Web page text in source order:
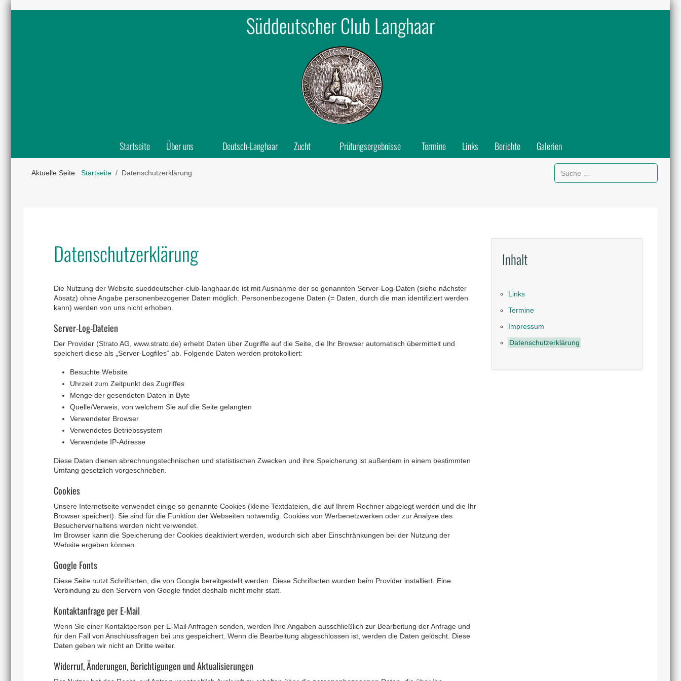
Süddeutscher Club Langhaar
Startseite Über uns Deutsch-Langhaar Zucht Prüfungsergebnisse Termine Links Berichte Galerien
Aktuelle Seite: Startseite Datenschutzerklärung
Suchen
Datenschutzerklärung
Die Nutzung der Website sueddeutscher-club-langhaar.de ist mit Ausnahme der so genannten Server-Log-Daten (siehe nächster
Absatz) ohne Angabe personenbezogener Daten möglich. Personenbezogene Daten (= Daten, durch die man identifiziert werden
kann) werden von uns nicht erhoben.
Server-Log-Dateien
Der Provider (Strato AG, www.strato.de) erhebt Daten über Zugriffe auf die Seite, die Ihr Browser automatisch übermittelt und
speichert diese als „Server-Logfiles“ ab. Folgende Daten werden protokolliert:
Besuchte Website
Uhrzeit zum Zeitpunkt des Zugriffes
Menge der gesendeten Daten in Byte
Quelle/Verweis, von welchem Sie auf die Seite gelangten
Verwendeter Browser
Verwendetes Betriebssystem
Verwendete IP-Adresse
Diese Daten dienen abrechnungstechnischen und statistischen Zwecken und ihre Speicherung ist außerdem in einem bestimmten
Umfang gesetzlich vorgeschrieben.
Cookies
Unsere Internetseite verwendet einige so genannte Cookies (kleine Textdateien, die auf Ihrem Rechner abgelegt werden und die Ihr
Browser speichert). Sie sind für die Funktion der Webseiten notwendig. Cookies von Werbenetzwerken oder zur Analyse des
Besucherverhaltens werden nicht verwendet.
Im Browser kann die Speicherung der Cookies deaktiviert werden, wodurch sich aber Einschränkungen bei der Nutzung der
Website ergeben können.
Google Fonts
Diese Seite nutzt Schriftarten, die von Google bereitgestellt werden. Diese Schriftarten wurden beim Provider installiert. Eine
Verbindung zu den Servern von Google findet deshalb nicht mehr statt.
Kontaktanfrage per E-Mail
Wenn Sie einer Kontaktperson per E-Mail Anfragen senden, werden Ihre Angaben ausschließlich zur Bearbeitung der Anfrage und
für den Fall von Anschlussfragen bei uns gespeichert. Wenn die Bearbeitung abgeschlossen ist, werden die Daten gelöscht. Diese
Daten geben wir nicht an Dritte weiter.
Widerruf, Änderungen, Berichtigungen und Aktualisierungen
Inhalt
Links
Termine
Impressum
Datenschutzerklärung